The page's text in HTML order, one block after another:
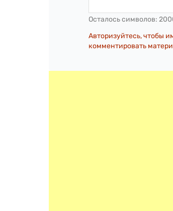
Осталось символов:
Авторизуйтесь, чтобы
комментировать